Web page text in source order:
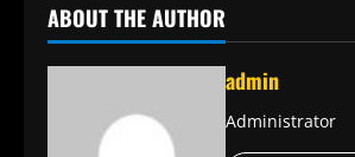
ABOUT THE AUTHOR
admin
Administrator